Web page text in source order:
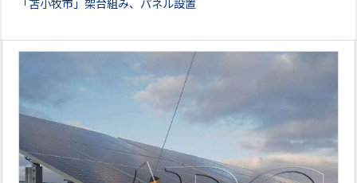
「苫小牧市」架台組み、パネル設置